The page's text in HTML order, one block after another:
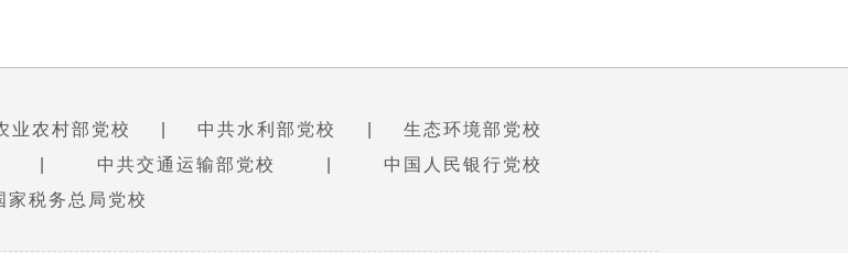
业农村部党校 中共水利部党校
生态环境部党校
中共交通运输部党校
中国人民银行党校
家税务总局党校